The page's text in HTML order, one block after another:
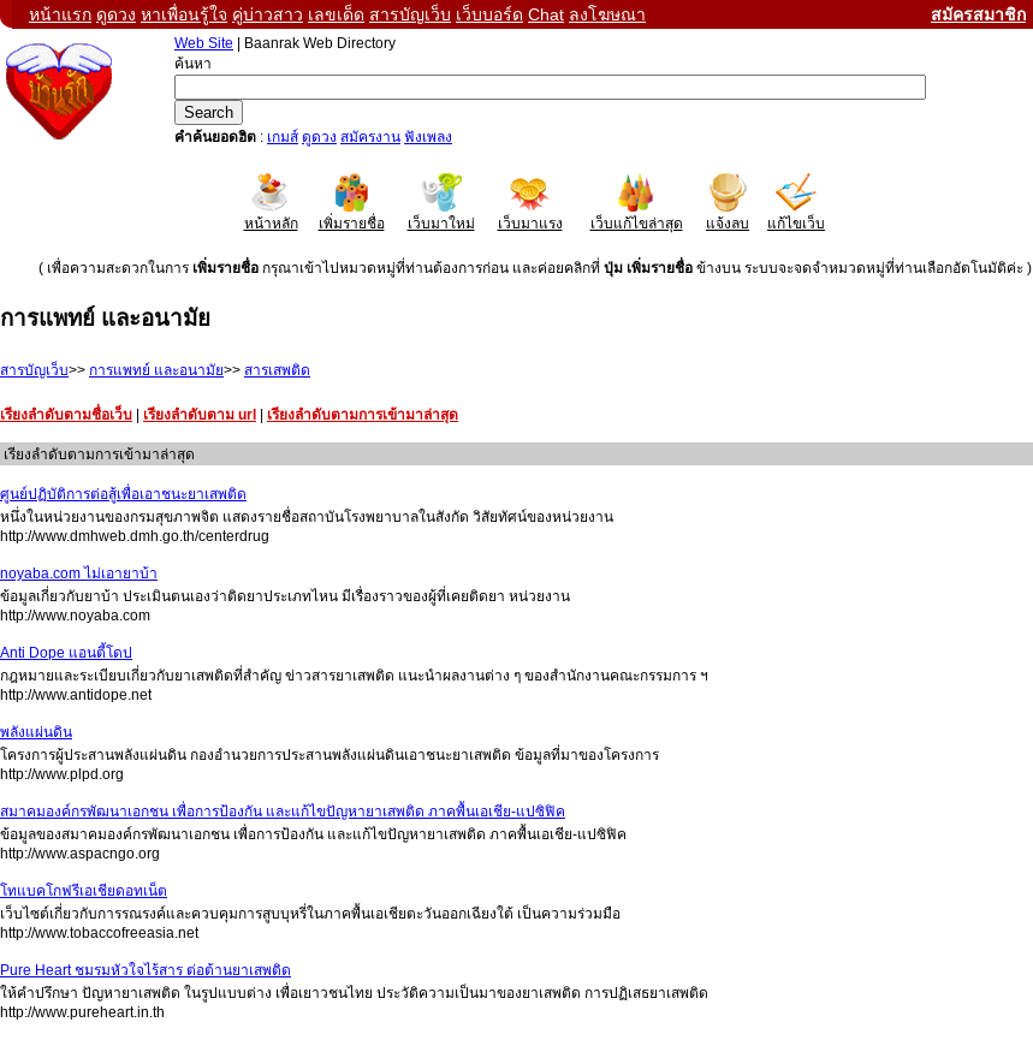
หน้าแรก ดูดวง หาเพื่อนรู้ใจ คู่บ่าวสาว เลขเด็ด สารบัญเว็บ เว็บบอร์ด Chat ลงโฆษณา สมัครสมาชิก
Web Site | Baanrak Web Directory
ค้นหา
คำค้นยอดฮิต : เกมส์ ดูดวง สมัครงาน ฟังเพลง
หน้าหลัก เพิ่มรายชื่อ เว็บมาใหม่ เว็บมาแรง เว็บแก้ไขล่าสุด แจ้งลบ แก้ไขเว็บ
( เพื่อความสะดวกในการ เพิ่มรายชื่อ กรุณาเข้าไปหมวดหมู่ที่ท่านต้องการก่อน และค่อยคลิกที่ ปุ่ม เพิ่มรายชื่อ ข้างบน ระบบจะจดจำหมวดหมู่ที่ท่านเลือกอัตโนมัติค่ะ )
การแพทย์ และอนามัย
สารบัญเว็บ>> การแพทย์ และอนามัย>> สารเสพติด
เรียงลำดับตามชื่อเว็บ เรียงลำดับตาม url เรียงลำดับตามการเข้ามาล่าสุด
เรียงลำดับตามการเข้ามาล่าสุด
ศูนย์ปฏิบัติการต่อสู้เพื่อเอาชนะยาเสพติด
หนึ่งในหน่วยงานของกรมสุขภาพจิต แสดงรายชื่อสถาบันโรงพยาบาลในสังกัด วิสัยทัศน์ของหน่วยงาน
http://www.dmhweb.dmh.go.th/centerdrug
noyaba.com ไม่เอายาบ้า
ข้อมูลเกี่ยวกับยาบ้า ประเมินตนเองว่าติดยาประเภทไหน มีเรื่องราวของผู้ที่เคยติดยา หน่วยงาน
http://www.noyaba.com
Anti Dope แอนตี้โดป
กฎหมายและระเบียบเกี่ยวกับยาเสพติดที่สำคัญ ข่าวสารยาเสพติด แนะนำผลงานต่าง ๆ ของสำนักงานคณะกรรมการ ฯ
http://www.antidope.net
พลังแผ่นดิน
โครงการผู้ประสานพลังแผ่นดิน กองอำนวยการประสานพลังแผ่นดินเอาชนะยาเสพติด ข้อมูลที่มาของโครงการ
http://www.plpd.org
สมาคมองค์กรพัฒนาเอกชน เพื่อการป้องกัน และแก้ไขปัญหายาเสพติด ภาคพื้นเอเชีย-แปซิฟิค
ข้อมูลของสมาคมองค์กรพัฒนาเอกชน เพื่อการป้องกัน และแก้ไขปัญหายาเสพติด ภาคพื้นเอเชีย-แปซิฟิค
http://www.aspacngo.org
โทแบคโกฟรีเอเชียดอทเน็ต
เว็บไซต์เกี่ยวกับการรณรงค์และควบคุมการสูบบุหรี่ในภาคพื้นเอเชียตะวันออกเฉียงใต้ เป็นความร่วมมือ
http://www.tobaccofreeasia.net
Pure Heart ชมรมหัวใจไร้สาร ต่อต้านยาเสพติด
ให้คำปรึกษา ปัญหายาเสพติด ในรูปแบบต่าง เพื่อเยาวชนไทย ประวัติความเป็นมาของยาเสพติด การปฏิเสธยาเสพติด
http://www.pureheart.in.th